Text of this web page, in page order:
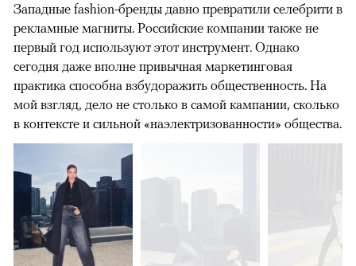
Западные fashion-бренды давно превратили селебрити в
рекламные магниты. Российские компании также не
первый год используют этот инструмент. Однако
сегодня даже вполне привычная маркетинговая
практика способна взбудоражить общественность. На
мой взгляд, дело не столько в самой кампании, сколько
в контексте и сильной «наэлектризованности» общества.